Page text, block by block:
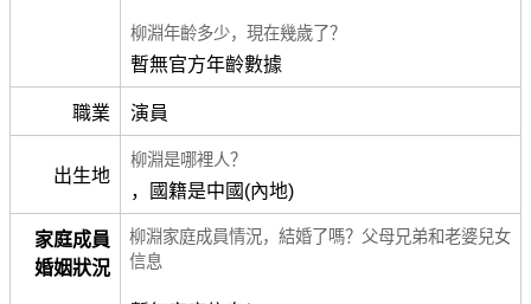
柳淵年齡多少，現在幾歲了？
暫無官方年齡數據
職業 演員
出生地
柳淵是哪裡人？
，國籍是中國(內地)
家庭成員
婚姻狀況
柳淵家庭成員情況，結婚了嗎？父母兄弟和老婆兒女
信息